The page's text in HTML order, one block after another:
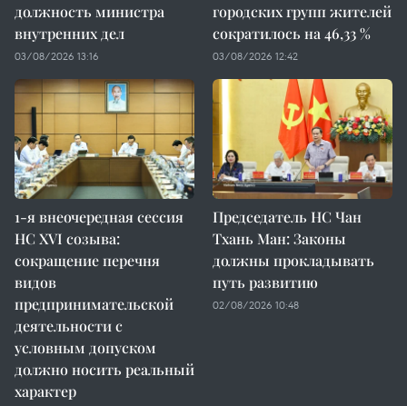
должность министра
внутренних дел
03/08/2026 13:16
городских групп жителей
сократилось на 46,33 %
03/08/2026 12:42
1-я внеочередная сессия
НС XVI созыва:
сокращение перечня
видов
предпринимательской
деятельности с
условным допуском
должно носить реальный
характер
Председатель НС Чан
Тхань Ман: Законы
должны прокладывать
путь развитию
02/08/2026 10:48